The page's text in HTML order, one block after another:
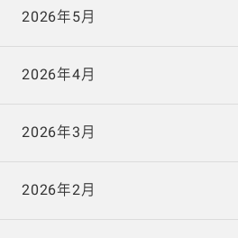
2026年5月
2026年4月
2026年3月
2026年2月